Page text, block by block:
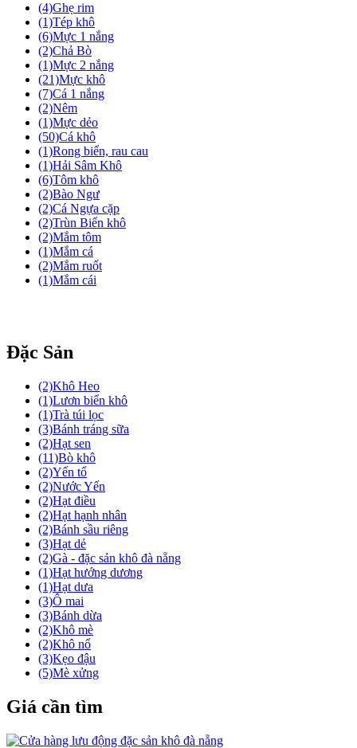
(4)Ghẹ rim
(1)Tép khô
(6)Mực 1 nắng
(2)Chả Bò
(1)Mực 2 nắng
(21)Mực khô
(7)Cá 1 nắng
(2)Nêm
(1)Mực dẻo
(50)Cá khô
(1)Rong biển, rau cau
(1)Hải Sâm Khô
(6)Tôm khô
(2)Bào Ngư
(2)Cá Ngựa cặp
(2)Trùn Biển khô
(2)Mắm tôm
(1)Mắm cá
(2)Mắm ruốt
(1)Mắm cái
Đặc Sản
(2)Khô Heo
(1)Lươn biển khô
(1)Trà túi lọc
(3)Bánh tráng sữa
(2)Hạt sen
(11)Bò khô
(2)Yến tổ
(2)Nước Yến
(2)Hạt điều
(2)Hạt hạnh nhân
(2)Bánh sầu riêng
(3)Hạt dẻ
(2)Gà - đặc sản khô đà nẵng
(1)Hạt hướng dương
(1)Hạt dưa
(3)Ô mai
(3)Bánh dừa
(2)Khô mè
(2)Khô nổ
(3)Kẹo đậu
(5)Mè xửng
Giá cần tìm